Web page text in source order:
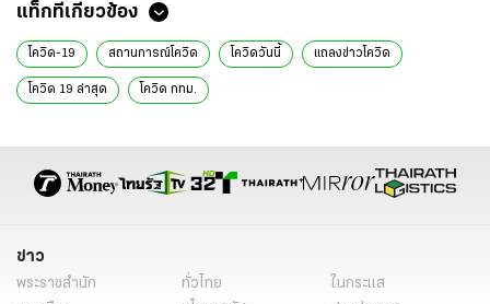
แท็กที่เกี่ยวข้อง
โควิด-19 สถานการณ์โควิด โควิดวันนี้ แถลงข่าวโควิด
โควิด 19 ล่าสุด โควิด กทม.
ข่าว
พระราชสำนัก ทั่วไทย
ในกระแส